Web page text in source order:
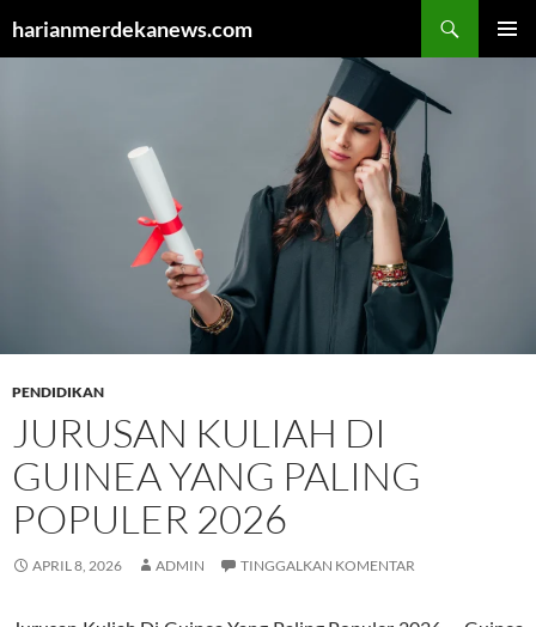
harianmerdekanews.com
PENDIDIKAN
JURUSAN KULIAH DI
GUINEA YANG PALING
POPULER 2026
APRIL 8, 2026 ADMIN TINGGALKAN KOMENTAR